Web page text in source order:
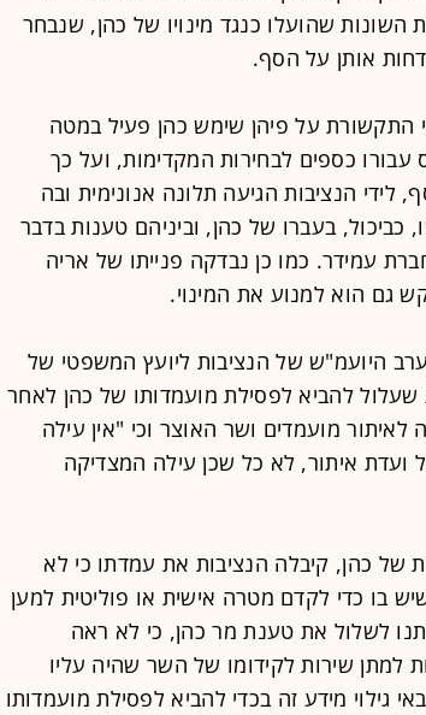
השונות שהועלו כנגד מינויו של כהן, שנבחר
אותן על הסף.
התקשורת על פיהן שימש כהן פעיל במטה
עבורו כספים לבחירות המקדימות, ועל כך
לידי הנציבות הגיעה תלונה אנונימית ובה
בעברו של כהן, וביניהם טענות בדבר
חברת עמידר. כמו כן נבדקה פנייתו של אריה
גם הוא למנוע את המינוי.
היועמ"ש של הנציבות ליועץ המשפטי של
שעלול להביא לפסילת מועמדותו של כהן לאחר
מועמדים ושר האוצר וכי "אין עילה
ועדת איתור, לא כל שכן עילה המצדיקה
של כהן, קיבלה הנציבות את עמדתו כי לא
בו כדי לקדם מטרה אישית או פוליטית למען
לשלול את טענת מר כהן, כי לא ראה
בשנים 2006 ו- 2007 פעילות למתן שירות לקידומו של השר שהיה עליו
גילוי מידע זה בכדי להביא לפסילת מועמדותו